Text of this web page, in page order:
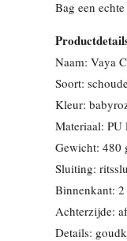
Bag een
Naam: Vaya
Soort:
Kleur:
Materiaal: PU
Gewicht: 480
Sluiting:
Binnenkant:
Achterzijde:
Details: